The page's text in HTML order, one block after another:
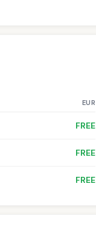
EUR
FREE
FREE
FREE